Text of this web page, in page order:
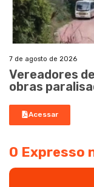
7 de agosto de 2026
Vereadores
obras
Acessar
O Expresso